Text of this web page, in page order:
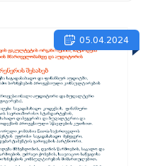
05.04.2024